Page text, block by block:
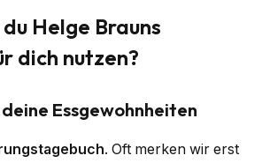
Helge Brauns
dich nutzen?
Essgewohnheiten
. Oft merken wir erst